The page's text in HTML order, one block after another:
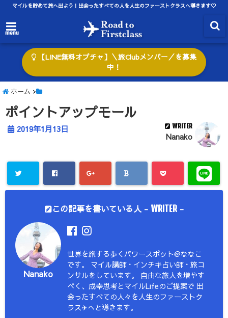
マイルを貯めて旅へ出よう！出会ったすべての人を人生のファーストクラスへ導きます♡
menu
【LINE無料オプチャ】＼旅Clubメンバー／を募集
中！
ホーム >
ポイントアップモール
2019年1月13日 WRITER
Nanako
この記事を書いている人 - WRITER-
Nanako
世界を旅する歩くパワースポット@ななこ
です。 マイル講師・インチキ占い師・旅コ
ンサルをしています。 自由な旅人を増やす
べく、成幸思考とマイルLifeのご提案で 出
会ったすべての人々を人生のファーストク
ラス✈︎へと導きます。